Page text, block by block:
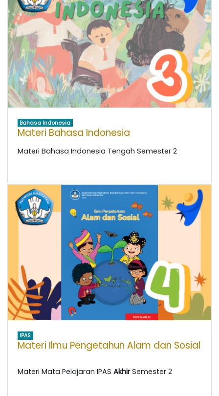
Bahasa Indonesia
Materi Bahasa Indonesia
Materi Bahasa Indonesia Tengah Semester 2
IPAS
Materi Ilmu Pengetahun Alam dan Sosial
Materi Mata Pelajaran IPAS AkhirSemester 2